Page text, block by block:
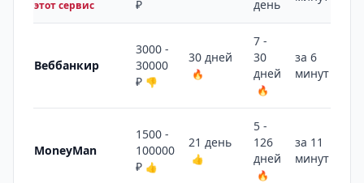
этот сервис
₽
день
Веббанкир
3000 -
30000
₽ 👎
30 дней
🔥
7 -
30
дней
🔥
за 6
минут
MoneyMan
1500 -
100000
₽ 👍
21 день
👍
5 -
126
дней
🔥
за 11
минут